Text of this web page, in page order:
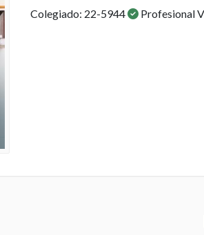
Colegiado: 22-5944 Profesional